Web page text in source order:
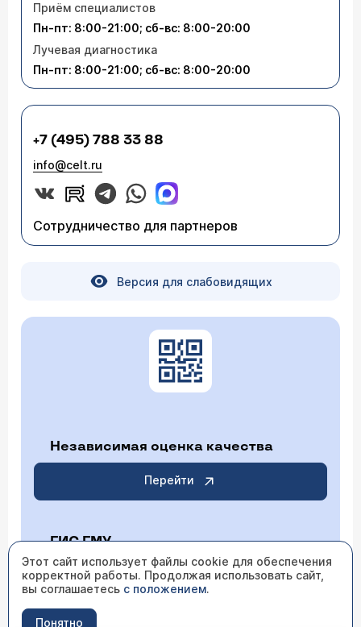
Приём специалистов
Пн-пт: 8:00-21:00; сб-вс: 8:00-20:00
Лучевая диагностика
Пн-пт: 8:00-21:00; сб-вс: 8:00-20:00
+7 (495) 788 33 88
info@celt.ru
Сотрудничество для партнеров
Версия для слабовидящих
Независимая оценка качества
Перейти
ГИС ГМУ
Перейти
Этот сайт использует файлы cookie для обеспечения
корректной работы. Продолжая использовать сайт,
вы соглашаетесь с положением.
Понятно